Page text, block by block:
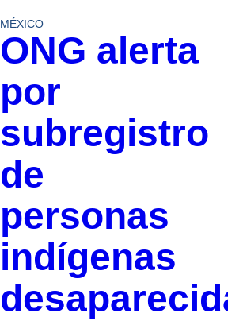
MÉXICO
ONG alerta
por
subregistro
de
personas
indígenas